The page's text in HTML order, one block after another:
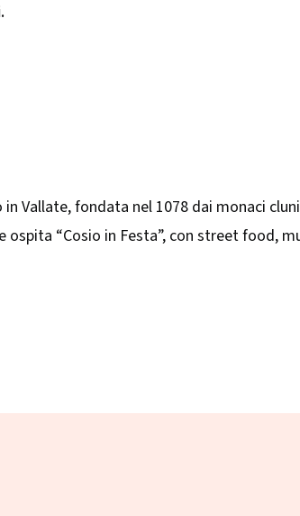
Vallate, fondata nel 1078 dai monaci
ospita “Cosio in Festa”, con street food,